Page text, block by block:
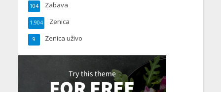
Zabava
104
Zenica
1.904
Zenica uživo
9